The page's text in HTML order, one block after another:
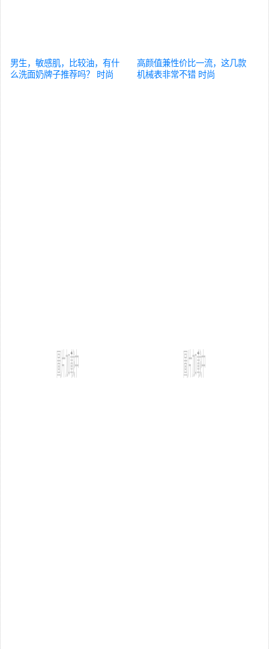
男生，敏感肌，比较油，有什
么洗面奶牌子推荐吗？
时尚
高颜值兼性价比一流，这几款
机械表非常不错 时尚